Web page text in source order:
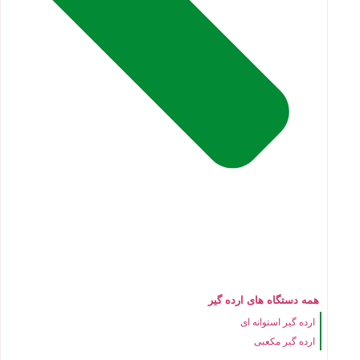
همه دستگاه های ارده گیر
ارده گیر استوانه ای
ارده گیر مکعبی